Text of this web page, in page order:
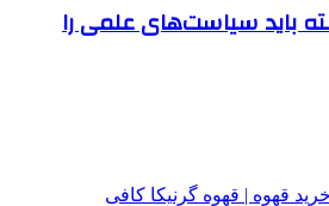
باید سیاست‌های علمی را
قهوه | قهوه گرنیکا کافی